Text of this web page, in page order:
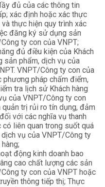
đủ của các thông tin
xác định hoặc xác thực
thực hiện quy trình xác
đăng ký sử dụng sản
ty con của VNPT;
đủ điều kiện của Khách
sản phẩm, dịch vụ của
VNPT/Công ty con của
pháp chấm điểm,
tra lịch sử Khách hàng
của VNPT/Công ty con
trị rủi ro tín dụng, đảm
với các nghĩa vụ thanh
có liên quan trong suốt quá
vụ của VNPT/Công ty
động kinh doanh bao
cao chất lượng các sản
ty con của VNPT hoặc
thông tiếp thị; Thực